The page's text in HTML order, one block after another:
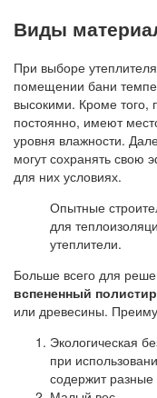
Виды
При выборе
помещении бани
высокими. Кроме того,
постоянно, имеют
уровня влажности.
могут сохранять свою
для них условиях.
Опытные
для
утеплители.
Больше всего для
вспененный
или древесины.
Экологическая
при
содержит разные